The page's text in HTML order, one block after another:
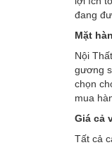
đang
Mặt
Nội
gương
chọn
mua
Giá cả
Tất cả